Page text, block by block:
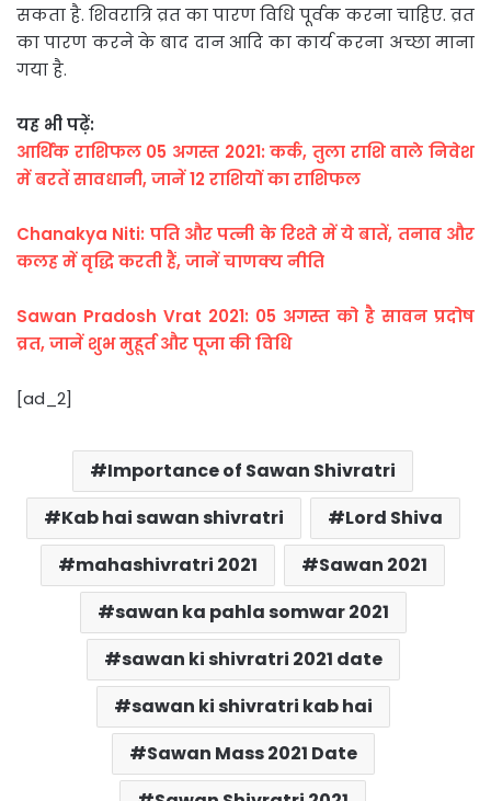
सकता है. शिवरात्रि व्रत का पारण विधि पूर्वक करना चाहिए. व्रत
का पारण करने के बाद दान आदि का कार्य करना अच्छा माना
गया है.
यह भी पढ़ें:
आर्थिक राशिफल 05 अगस्त 2021: कर्क, तुला राशि वाले निवेश
में बरतें सावधानी, जानें 12 राशियों का राशिफल
Chanakya Niti: पति और पत्नी के रिश्ते में ये बातें, तनाव और
कलह में वृद्धि करती हैं, जानें चाणक्य नीति
Sawan Pradosh Vrat 2021: 05 अगस्त को है सावन प्रदोष
व्रत, जानें शुभ मुहूर्त और पूजा की विधि
[ad_2]
Importance of Sawan Shivratri
Kab hai sawan shivratri
Lord Shiva
mahashivratri 2021
Sawan 2021
sawan ka pahla somwar 2021
sawan ki shivratri 2021 date
sawan ki shivratri kab hai
Sawan Mass 2021 Date